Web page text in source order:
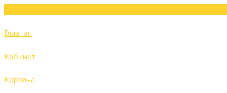
Главная
Кабинет
Корзина